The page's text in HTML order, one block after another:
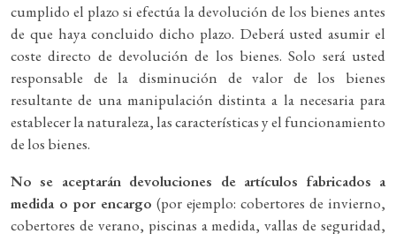
cumplido el plazo si efectúa la devolución de los bienes antes
de que haya concluido dicho plazo. Deberá usted asumir el
coste directo de devolución de los bienes. Solo será usted
responsable de la disminución de valor de los bienes
resultante de una manipulación distinta a la necesaria para
establecer la naturaleza, las características y el funcionamiento
de los bienes.
No se aceptarán devoluciones de artículos fabricados a
medida o por encargo (por ejemplo: cobertores de invierno,
cobertores de verano, piscinas a medida, vallas de seguridad,